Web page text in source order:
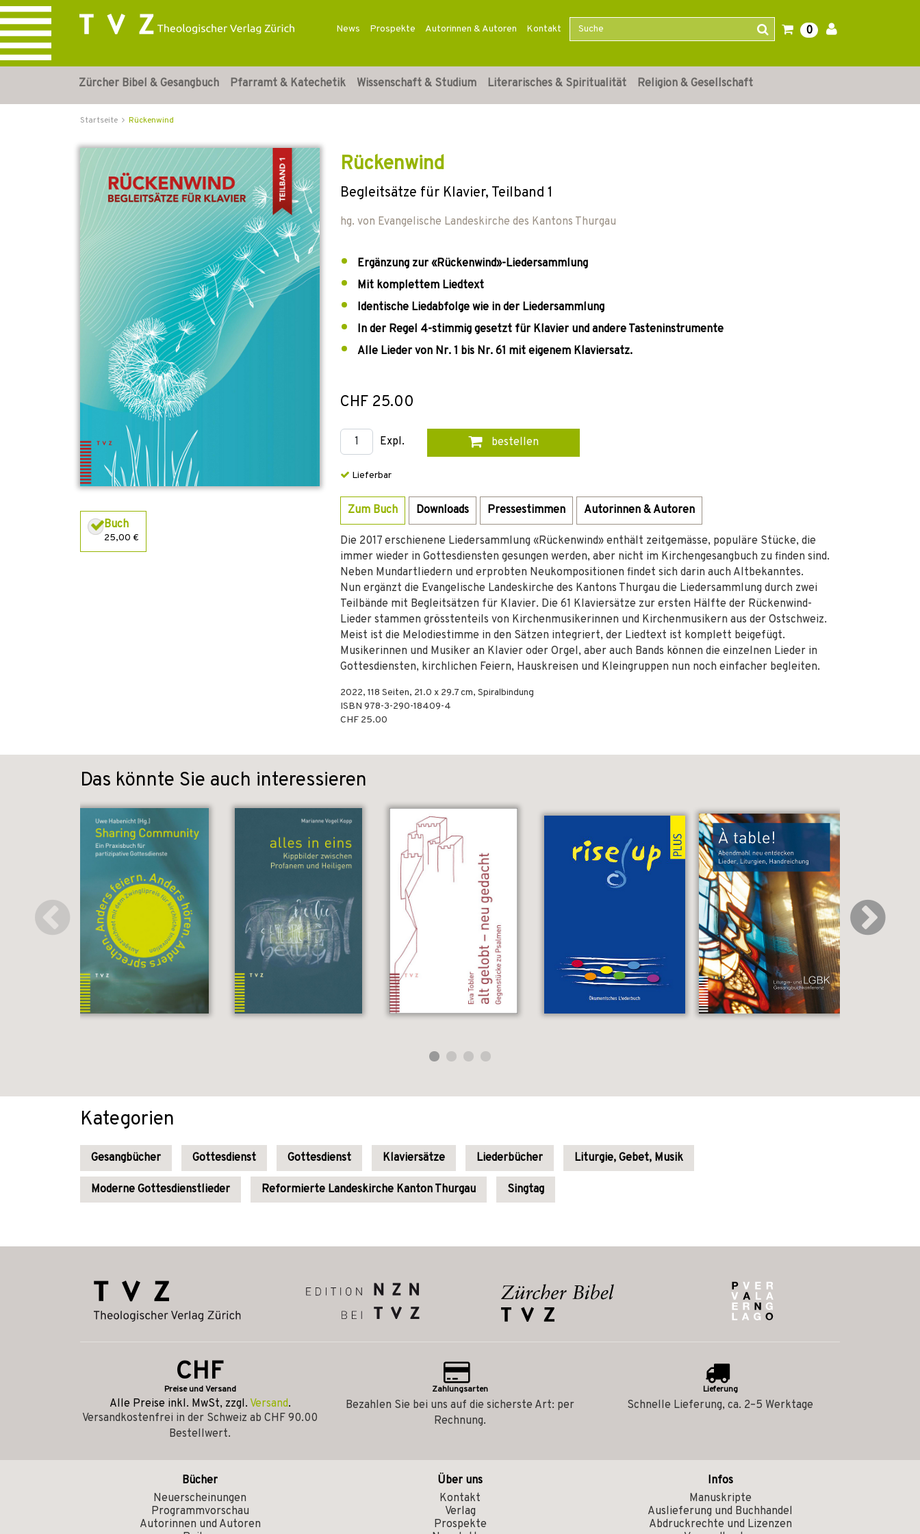
News Prospekte Autorinnen & Autoren Kontakt 0
Zürcher Bibel & Gesangbuch Pfarramt & Katechetik Wissenschaft & Studium Literarisches & Spiritualität Religion & Gesellschaft
Startseite Rückenwind
Buch
25,00 €
Rückenwind
Begleitsätze für Klavier, Teilband 1
hg. von Evangelische Landeskirche des Kantons Thurgau
Ergänzung zur «Rückenwind»-Liedersammlung
Mit komplettem Liedtext
Identische Liedabfolge wie in der Liedersammlung
In der Regel 4-stimmig gesetzt für Klavier und andere Tasteninstrumente
Alle Lieder von Nr. 1 bis Nr. 61 mit eigenem Klaviersatz.
CHF 25.00
Expl. bestellen
Lieferbar
Zum Buch Downloads Pressestimmen Autorinnen & Autoren
Die 2017 erschienene Liedersammlung «Rückenwind» enthält zeitgemässe, populäre Stücke, die
immer wieder in Gottesdiensten gesungen werden, aber nicht im Kirchengesangbuch zu finden sind.
Neben Mundartliedern und erprobten Neukompositionen findet sich darin auch Altbekanntes.
Nun ergänzt die Evangelische Landeskirche des Kantons Thurgau die Liedersammlung durch zwei
Teilbände mit Begleitsätzen für Klavier. Die 61 Klaviersätze zur ersten Hälfte der Rückenwind-
Lieder stammen grösstenteils von Kirchenmusikerinnen und Kirchenmusikern aus der Ostschweiz.
Meist ist die Melodiestimme in den Sätzen integriert, der Liedtext ist komplett beigefügt.
Musikerinnen und Musiker an Klavier oder Orgel, aber auch Bands können die einzelnen Lieder in
Gottesdiensten, kirchlichen Feiern, Hauskreisen und Kleingruppen nun noch einfacher begleiten.
2022, 118 Seiten, 21.0 x 29.7 cm, Spiralbindung
ISBN 978-3-290-18409-4
CHF 25.00
Das könnte Sie auch interessieren
Kategorien
Gesangbücher Gottesdienst Gottesdienst Klaviersätze Liederbücher Liturgie, Gebet, Musik
Moderne Gottesdienstlieder Reformierte Landeskirche Kanton Thurgau Singtag
CHF
Preise und Versand
Alle Preise inkl. MwSt, zzgl. Versand.
Versandkostenfrei in der Schweiz ab CHF 90.00
Bestellwert.
Zahlungsarten
Bezahlen Sie bei uns auf die sicherste Art: per
Rechnung.
Lieferung
Schnelle Lieferung, ca. 2–5 Werktage
Bücher
Neuerscheinungen
Programmvorschau
Autorinnen und Autoren
Über uns
Kontakt
Verlag
Prospekte
Infos
Manuskripte
Auslieferung und Buchhandel
Abdruckrechte und Lizenzen